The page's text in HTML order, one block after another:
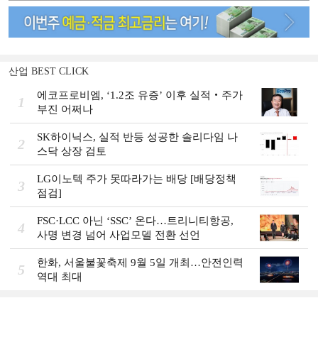
산업 BEST CLICK
1
에코프로비엠, ‘1.2조 유증’ 이후 실적‧주가
부진 어쩌나
2
SK하이닉스, 실적 반등 성공한 솔리다임 나
스닥 상장 검토
3
LG이노텍 주가 못따라가는 배당 [배당정책
점검]
4
FSC·LCC 아닌 ‘SSC’ 온다…트리니티항공,
사명 변경 넘어 사업모델 전환 선언
5
한화, 서울불꽃축제 9월 5일 개최…안전인력
역대 최대